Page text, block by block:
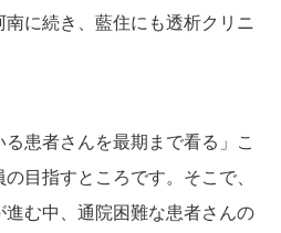
に続き、藍住にも透析クリニ
る患者さんを最期まで看る」こ
目指すところです。そこで、
む中、通院困難な患者さんの